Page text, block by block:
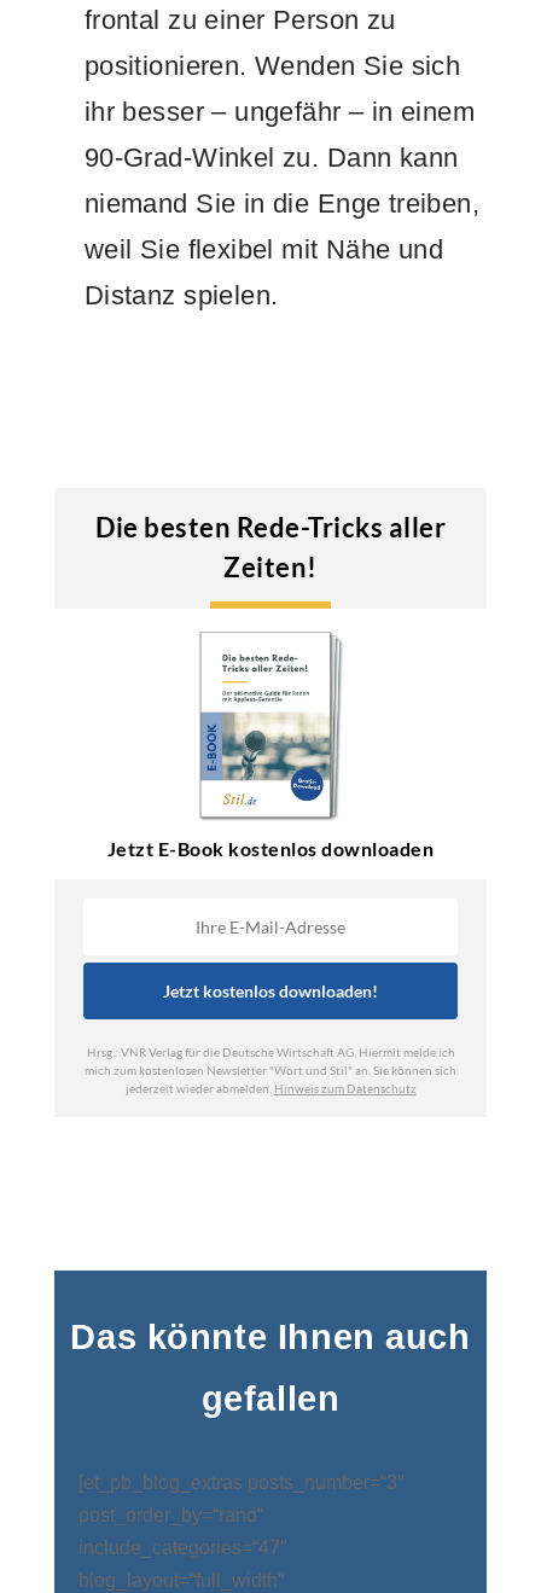
frontal zu einer Person zu
positionieren. Wenden Sie sich
ihr besser – ungefähr – in einem
90-Grad-Winkel zu. Dann kann
niemand Sie in die Enge treiben,
weil Sie flexibel mit Nähe und
Distanz spielen.
Das könnte Ihnen auch
gefallen
[et_pb_blog_extras posts_number=“3″
post_order_by=“rand“
include_categories=“47″
blog_layout=“full_width“